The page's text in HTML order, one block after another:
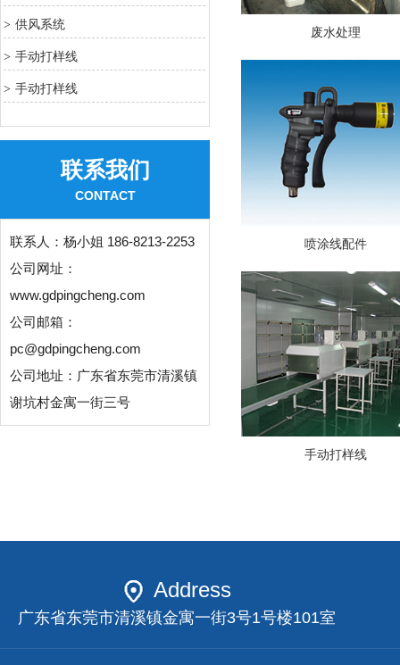
> 供风系统
> 手动打样线
> 手动打样线
联系我们
CONTACT
联系人： 杨小姐 186-8213-2253
公司网址：
www.gdpingcheng.com
公司邮箱：
pc@gdpingcheng.com
公司地址：广东省东莞市清溪镇
谢坑村金寓一街三号
废水处理
喷涂线配件
手动打样线
Address
广东省东莞市清溪镇金寓一街3号1号楼101室